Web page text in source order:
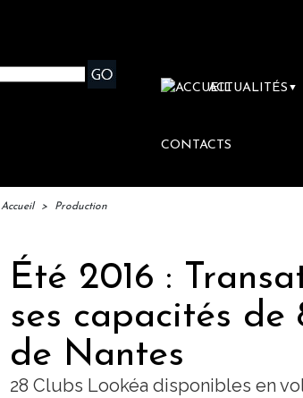
ACTUALITÉS ▼
CONTACTS
Accueil > Production
Été 2016 :
ses capacités de
de Nantes
28 Clubs Lookéa disponibles en